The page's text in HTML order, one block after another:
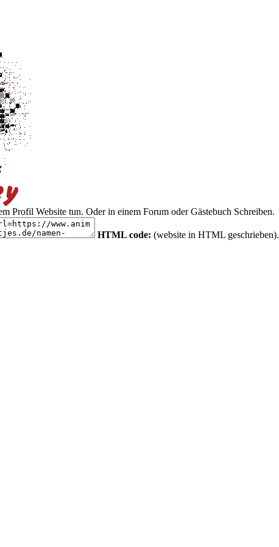
Profil Website tun. Oder in einem Forum oder Gästebuch Schreiben.
HTML code: (website in HTML geschrieben).